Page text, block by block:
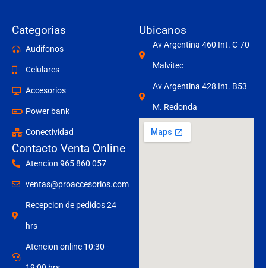
Categorias
Audifonos
Celulares
Accesorios
Power bank
Conectividad
Contacto Venta Online
Atencion 965 860 057
ventas@proaccesorios.com
Recepcion de pedidos 24
hrs
Atencion online 10:30 -
Ubicanos
Av Argentina 460 Int. C-70
Malvitec
Av Argentina 428 Int. B53
M. Redonda